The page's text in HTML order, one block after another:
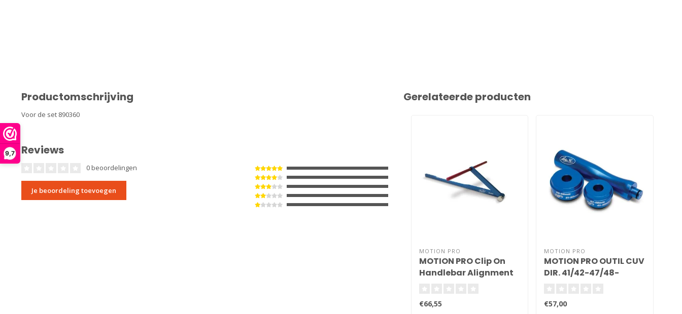
9,7
Productomschrijving
Voor de set 890360
Reviews
0 beoordelingen
Je beoordeling toevoegen
Gerelateerde producten
MOTION PRO
MOTION PRO Clip On
Handlebar Alignment
€66,55
MOTION PRO
MOTION PRO OUTIL CUV
DIR. 41/42-47/48-
€57,00